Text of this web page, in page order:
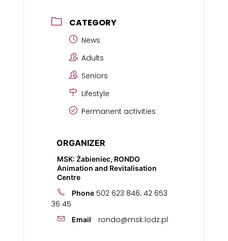
CATEGORY
News
Adults
Seniors
Lifestyle
Permanent activities
ORGANIZER
MSK: Żabieniec, RONDO
Animation and Revitalisation
Centre
Phone 502 623 846; 42 653
36 45
Email rondo@msk.lodz.pl